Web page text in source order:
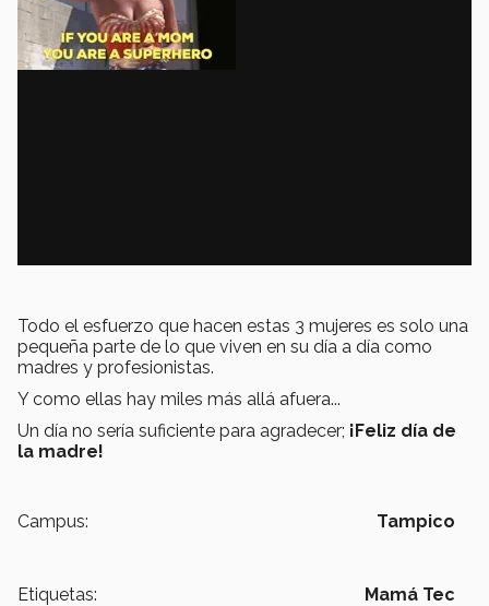
Todo el esfuerzo que hacen estas 3 mujeres es solo una
pequeña parte de lo que viven en su día a día como
madres y profesionistas.
Y como ellas hay miles más allá afuera...
Un día no sería suficiente para agradecer; ¡Feliz día de
la madre!
Campus: Tampico
Etiquetas: Mamá Tec